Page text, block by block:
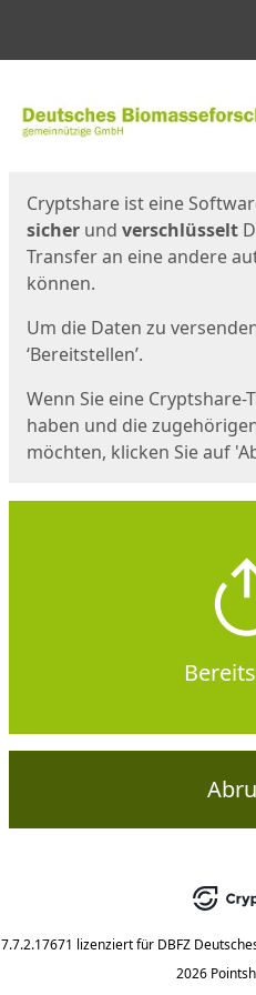
Cryptshare ist eine
sicher und verschlüsselt
Transfer an eine andere
können.
Um die Daten zu
‘Bereitstellen’.
Wenn Sie eine
haben und die
möchten, klicken Sie auf
7.7.2.17671 lizenziert für DBFZ
2026